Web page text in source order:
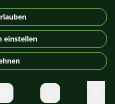
DE
© 2026 For Aquarist
einstellen